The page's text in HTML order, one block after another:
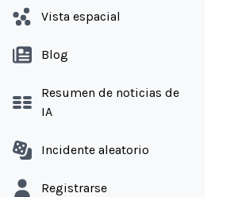
Vista espacial
Blog
Resumen de noticias de
IA
Incidente aleatorio
Registrarse